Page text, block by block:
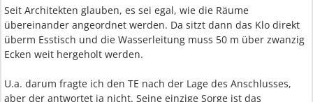
Seit Architekten glauben, es sei egal, wie die Räume
übereinander angeordnet werden. Da sitzt dann das Klo direkt
überm Esstisch und die Wasserleitung muss 50 m über zwanzig
Ecken weit hergeholt werden.
U.a. darum fragte ich den TE nach der Lage des Anschlusses,
aber der antwortet ja nicht. Seine einzige Sorge ist das